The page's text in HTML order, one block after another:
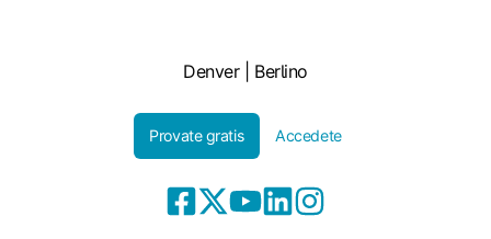
Denver | Berlino
Provate gratis Accedete